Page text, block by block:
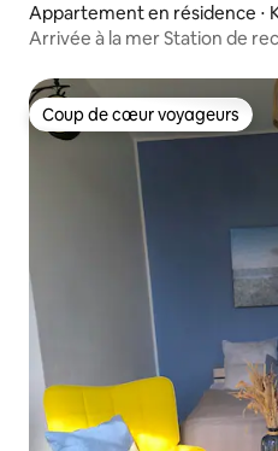
Appartement en résidence ⋅
Arrivée à la mer Station de
Coup de cœur voyageurs
Coup de cœur voyageurs